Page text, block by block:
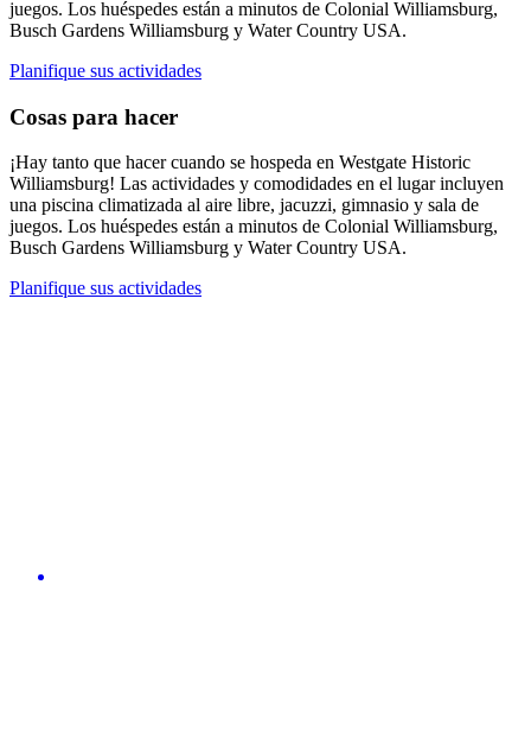
juegos. Los huéspedes están a minutos de Colonial Williamsburg,
Busch Gardens Williamsburg y Water Country USA.
Planifique sus actividades
Cosas para hacer
¡Hay tanto que hacer cuando se hospeda en Westgate Historic
Williamsburg! Las actividades y comodidades en el lugar incluyen
una piscina climatizada al aire libre, jacuzzi, gimnasio y sala de
juegos. Los huéspedes están a minutos de Colonial Williamsburg,
Busch Gardens Williamsburg y Water Country USA.
Planifique sus actividades